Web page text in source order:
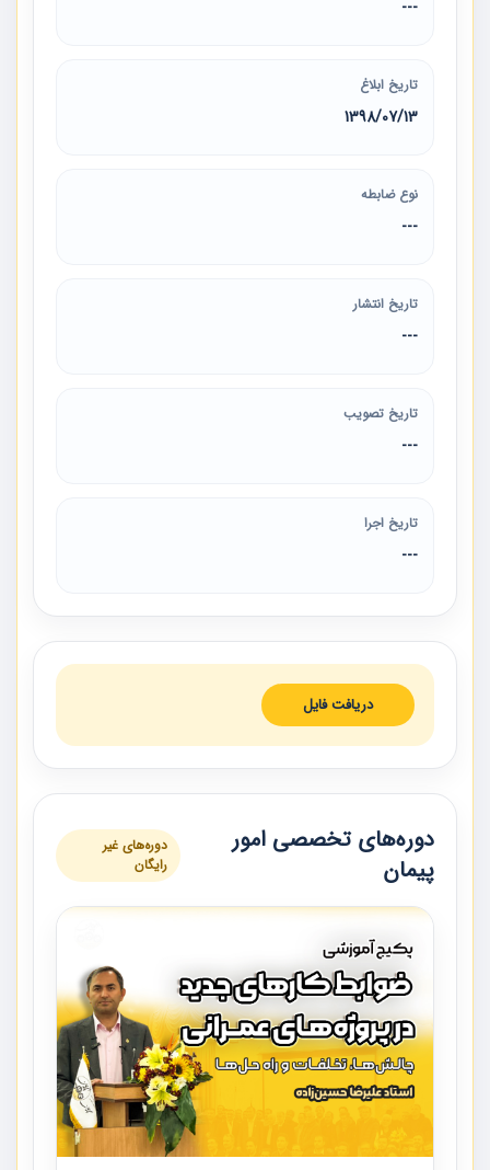
---
تاریخ ابلاغ
1398/07/13
نوع ضابطه
---
تاریخ انتشار
---
تاریخ تصویب
---
تاریخ اجرا
---
دریافت فایل
دوره‌های تخصصی امور
پیمان
دوره‌های غیر
رایگان